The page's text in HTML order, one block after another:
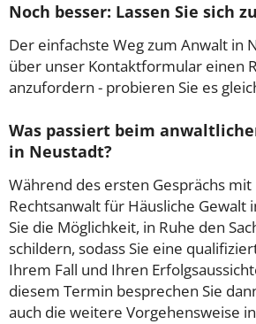
Noch besser: Lassen Sie sich
Der einfachste Weg zum Anwalt in
über unser Kontaktformular einen
anzufordern - probieren Sie es
Was passiert beim
in Neustadt?
Während des ersten Gesprächs
Rechtsanwalt für Häusliche Gewalt
Sie die Möglichkeit, in Ruhe den
schildern, sodass Sie eine
Ihrem Fall und Ihren
diesem Termin besprechen Sie
auch die weitere Vorgehensweise